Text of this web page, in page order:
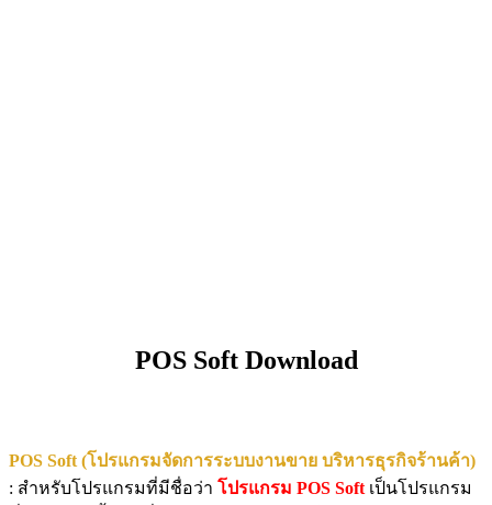
POS Soft Download
POS Soft (โปรแกรมจัดการระบบงานขาย บริหารธุรกิจร้านค้า)
: สำหรับโปรแกรมที่มีชื่อว่า โปรแกรม POS Soft เป็นโปรแกรม